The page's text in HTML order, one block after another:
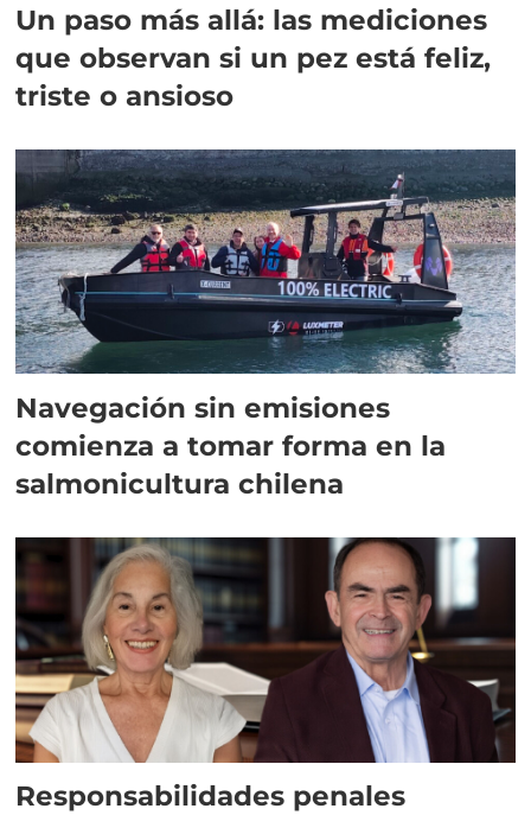
Un paso más allá: las mediciones
que observan si un pez está feliz,
triste o ansioso
Navegación sin emisiones
comienza a tomar forma en la
salmonicultura chilena
Responsabilidades penales